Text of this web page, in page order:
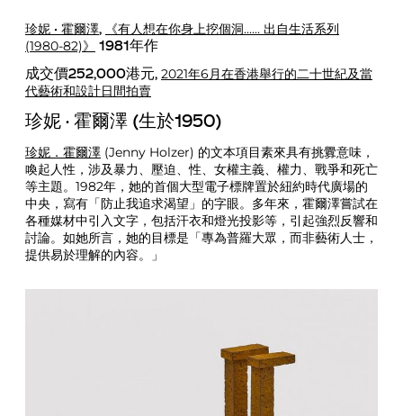
珍妮 · 霍爾澤,
《有人想在你身上挖個洞...... 出自生活系列
(1980-82)》
1981年作
成交價252,000港元, 2021年6月在香港舉行的二十世紀及當
代藝術和設計日間拍賣
珍妮 · 霍爾澤 (生於1950)
珍妮．霍爾澤 (Jenny Holzer) 的文本項目素來具有挑釁意味，
喚起人性，涉及暴力、壓迫、性、女權主義、權力、戰爭和死亡
等主題。1982年，她的首個大型電子標牌置於紐約時代廣場的
中央，寫有「防止我追求渴望」的字眼。多年來，霍爾澤嘗試在
各種媒材中引入文字，包括汗衣和燈光投影等，引起強烈反響和
討論。如她所言，她的目標是「專為普羅大眾，而非藝術人士，
提供易於理解的內容。」